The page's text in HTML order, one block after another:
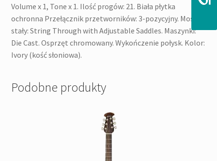
Volume x 1, Tone x 1. Ilość progów: 21. Biała płytka
ochronna Przełącznik przetworników: 3-pozycyjny. Mostek
stały: String Through with Adjustable Saddles. Maszynki:
Die Cast. Osprzęt chromowany. Wykończenie połysk. Kolor:
Ivory (kość słoniowa).
Podobne produkty